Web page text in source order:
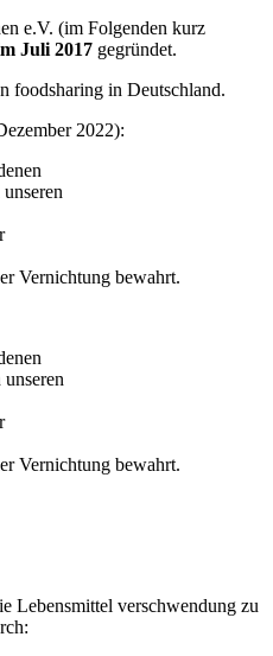
e.V. (im Folgenden kurz
Juli 2017 gegründet.
foodsharing in Deutschland.
2022):
Vernichtung bewahrt.
Vernichtung bewahrt.
Lebensmittel verschwendung zu